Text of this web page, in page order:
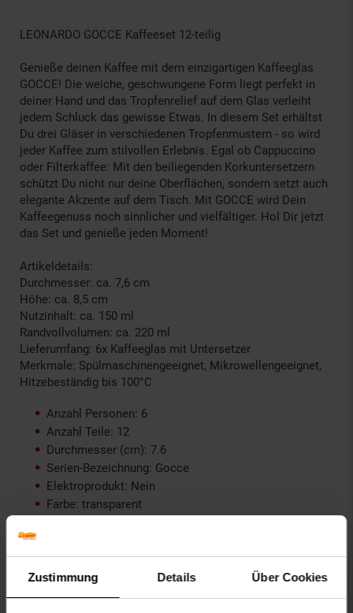
Zustimmung Details Über Cookies
LEONARDO GOCCE Kaffeeset 12-teilig
Genieße deinen Kaffee mit dem einzigartigen Kaffeeglas
GOCCE! Die weiche, geschwungene Form liegt perfekt in
deiner Hand und das Tropfenrelief auf dem Glas verleiht
jedem Schluck das gewisse Etwas. In diesem Set erhältst
Du drei Gläser in verschiedenen Tropfenmustern - so wird
jeder Kaffee zum stilvollen Erlebnis. Egal ob Cappuccino
oder Filterkaffee: Mit den beiliegenden Korkuntersetzern
schützt Du nicht nur deine Oberflächen, sondern setzt auch
elegante Akzente auf dem Tisch. Mit GOCCE wird Dein
Kaffeegenuss noch sinnlicher und vielfältiger. Hol Dir jetzt
das Set und genieße jeden Moment!
Artikeldetails:
Durchmesser: ca. 7,6 cm
Höhe: ca. 8,5 cm
Nutzinhalt: ca. 150 ml
Randvollvolumen: ca. 220 ml
Lieferumfang: 6x Kaffeeglas mit Untersetzer
Merkmale: Spülmaschinengeeignet, Mikrowellengeeignet,
Hitzebeständig bis 100°C
Anzahl Personen: 6
Anzahl Teile: 12
Durchmesser (cm): 7.6
Serien-Bezeichnung: Gocce
Elektroprodukt: Nein
Farbe: transparent
Produkttyp: Kaffeegläser mit Untersetzer